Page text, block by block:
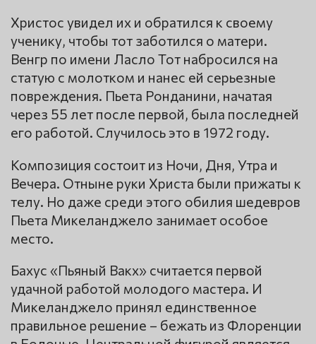
Христос увидел их и обратился к своему
ученику, чтобы тот заботился о матери.
Венгр по имени Ласло Тот набросился на
статую с молотком и нанес ей серьезные
повреждения. Пьета Ронданини, начатая
через 55 лет после первой, была последней
его работой. Случилось это в 1972 году.
Композиция состоит из Ночи, Дня, Утра и
Вечера. Отныне руки Христа были прижаты к
телу. Но даже среди этого обилия шедевров
Пьета Микеланджело занимает особое
место.
Бахус «Пьяный Вакх» считается первой
удачной работой молодого мастера. И
Микеланджело принял единственное
правильное решение – бежать из Флоренции